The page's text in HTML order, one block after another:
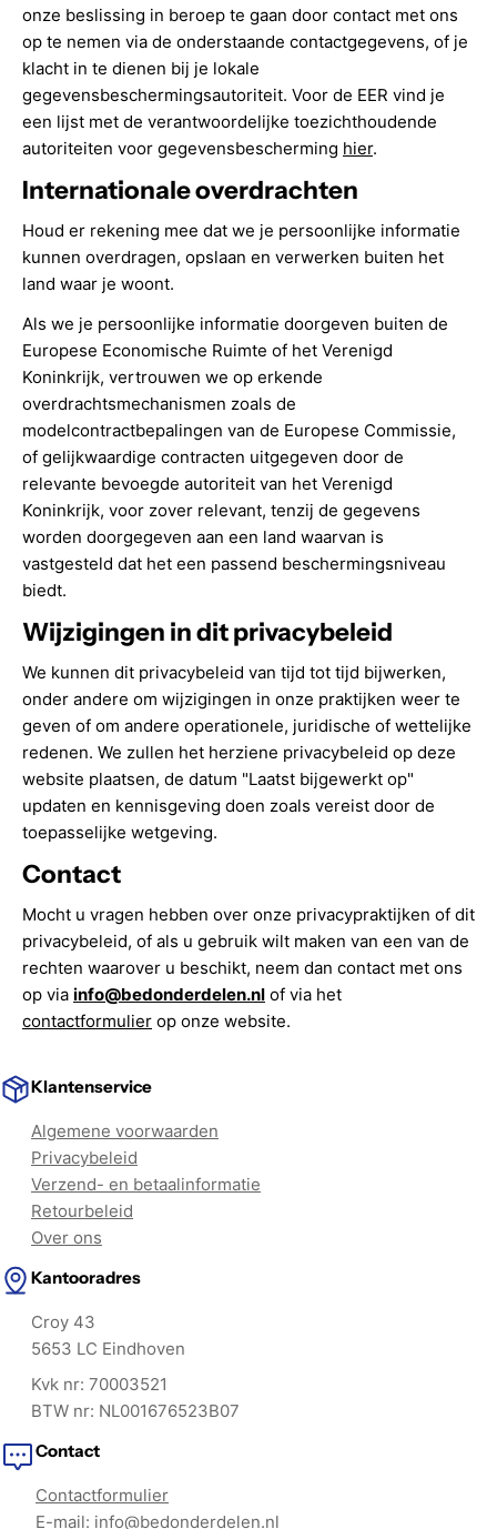
onze beslissing in beroep te gaan door contact met ons
op te nemen via de onderstaande contactgegevens, of je
klacht in te dienen bij je lokale
gegevensbeschermingsautoriteit. Voor de EER vind je
een lijst met de verantwoordelijke toezichthoudende
autoriteiten voor gegevensbescherming hier.
Internationale overdrachten
Houd er rekening mee dat we je persoonlijke informatie
kunnen overdragen, opslaan en verwerken buiten het
land waar je woont.
Als we je persoonlijke informatie doorgeven buiten de
Europese Economische Ruimte of het Verenigd
Koninkrijk, vertrouwen we op erkende
overdrachtsmechanismen zoals de
modelcontractbepalingen van de Europese Commissie,
of gelijkwaardige contracten uitgegeven door de
relevante bevoegde autoriteit van het Verenigd
Koninkrijk, voor zover relevant, tenzij de gegevens
worden doorgegeven aan een land waarvan is
vastgesteld dat het een passend beschermingsniveau
biedt.
Wijzigingen in dit privacybeleid
We kunnen dit privacybeleid van tijd tot tijd bijwerken,
onder andere om wijzigingen in onze praktijken weer te
geven of om andere operationele, juridische of wettelijke
redenen. We zullen het herziene privacybeleid op deze
website plaatsen, de datum "Laatst bijgewerkt op"
updaten en kennisgeving doen zoals vereist door de
toepasselijke wetgeving.
Contact
Mocht u vragen hebben over onze privacypraktijken of dit
privacybeleid, of als u gebruik wilt maken van een van de
rechten waarover u beschikt, neem dan contact met ons
op via info@bedonderdelen.nl of via het
contactformulier op onze website.
Klantenservice
Algemene voorwaarden
Privacybeleid
Verzend- en betaalinformatie
Retourbeleid
Over ons
Kantooradres
Croy 43
5653 LC Eindhoven
Kvk nr: 70003521
BTW nr: NL001676523B07
Contact
Contactformulier
E-mail: info@bedonderdelen.nl